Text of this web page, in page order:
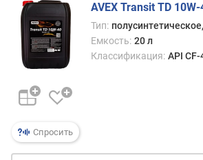
Спросить
AVEX Transit TD 10W-
Тип:
Емкость: 20 л
Классификация: API